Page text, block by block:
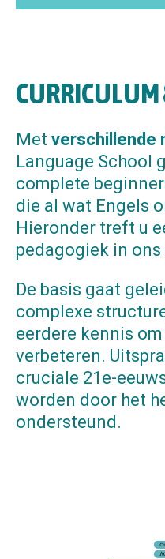
Met verschillende
Language School
complete
die al wat Engels
Hieronder treft u
pedagogiek in
De basis gaat
complexe
eerdere kennis
verbeteren.
cruciale 21e-
worden door het
ondersteund.